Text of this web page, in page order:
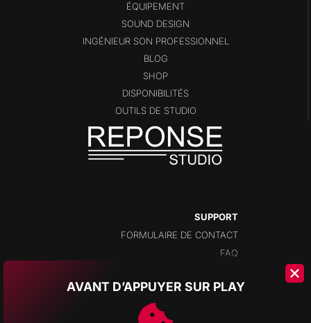
ÉQUIPEMENT
SOUND DESIGN
INGÉNIEUR SON PROFESSIONNEL
BLOG
SHOP
DISPONIBILITÉS
OUTILS DE STUDIO
SUPPORT
FORMULAIRE DE CONTACT
FAQ
AVANT D’APPUYER SUR PLAY